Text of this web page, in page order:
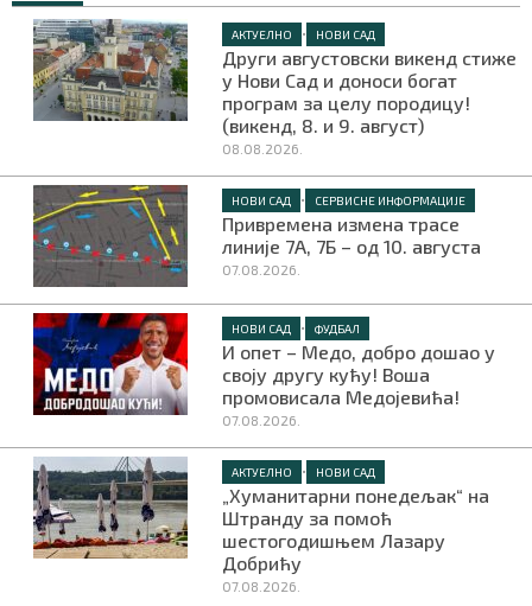
АКТУЕЛНО • НОВИ САД
Други августовски викенд стиже
у Нови Сад и доноси богат
програм за целу породицу!
(викенд, 8. и 9. август)
08.08.2026.
НОВИ САД • СЕРВИСНЕ ИНФОРМАЦИЈЕ
Привремена измена трасе
линије 7А, 7Б – од 10. августа
07.08.2026.
НОВИ САД • ФУДБАЛ
И опет – Медо, добро дошао у
своју другу кућу! Воша
промовисала Медојевића!
07.08.2026.
АКТУЕЛНО • НОВИ САД
„Хуманитарни понедељак“ на
Штранду за помоћ
шестогодишњем Лазару
Добрићу
07.08.2026.